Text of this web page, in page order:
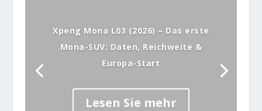
Xpeng Mona L03 (2026) – Das erste
Mona-SUV: Daten, Reichweite &
Europa-Start
Lesen Sie mehr